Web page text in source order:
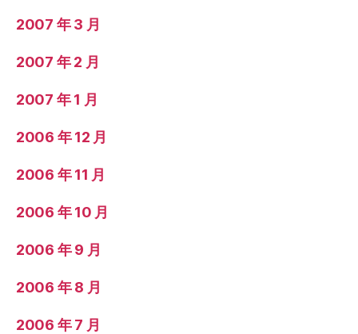
2007 年 3 月
2007 年 2 月
2007 年 1 月
2006 年 12 月
2006 年 11 月
2006 年 10 月
2006 年 9 月
2006 年 8 月
2006 年 7 月